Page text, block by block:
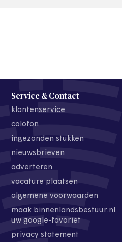
Service & Contact
klantenservice
colofon
ingezonden stukken
nieuwsbrieven
adverteren
vacature plaatsen
algemene voorwaarden
maak binnenlandsbestuur.nl
uw google-favoriet
privacy statement